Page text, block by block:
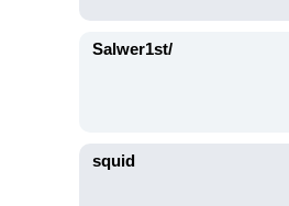
Salwer1st/
squid